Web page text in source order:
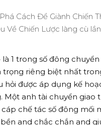
là 1 trong số đông chuyển
trọng riêng biệt nhất
hỏi được áp dụng kế
Một anh tài chuyển giao
chế tác số đông mối
and chắc chắn and